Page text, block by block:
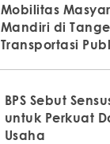
Mobilitas
Mandiri di
Transportasi
BPS Sebut
untuk Perkuat
Usaha